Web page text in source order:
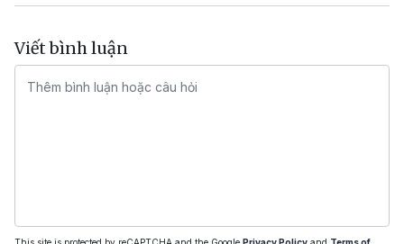
Viết bình luận